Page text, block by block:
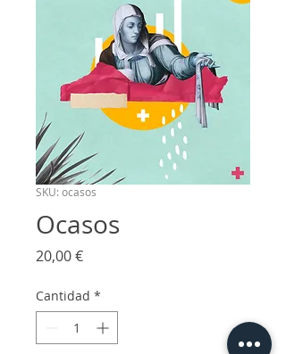
SKU: ocasos
Ocasos
20,00 €Precio
Cantidad *